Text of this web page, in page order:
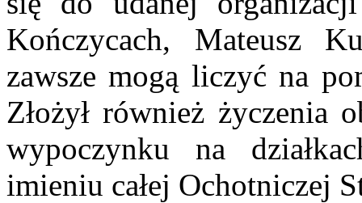
Kończycach, Mateusz
zawsze mogą liczyć na
Złożył również życzenia
wypoczynku na
imieniu całej Ochotniczej